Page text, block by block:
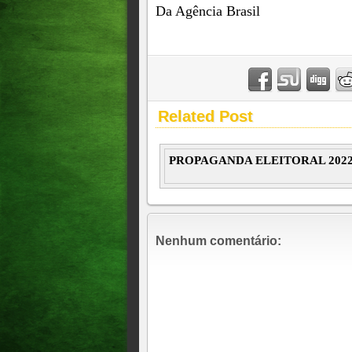
Da Agência Brasil
Related Post
PROPAGANDA ELEITORAL
Nenhum comentário: